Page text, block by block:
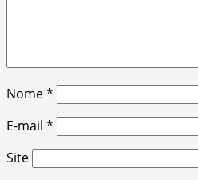
Nome*
E-mail *
Site